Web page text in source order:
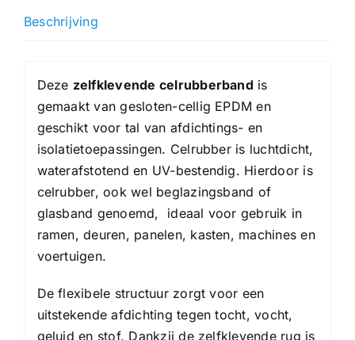
Beschrijving
Deze zelfklevende celrubberband is
gemaakt van gesloten-cellig EPDM en
geschikt voor tal van afdichtings- en
isolatietoepassingen. Celrubber is luchtdicht,
waterafstotend en UV-bestendig. Hierdoor is
celrubber, ook wel beglazingsband of
glasband genoemd, ideaal voor gebruik in
ramen, deuren, panelen, kasten, machines en
voertuigen.
De flexibele structuur zorgt voor een
uitstekende afdichting tegen tocht, vocht,
geluid en stof. Dankzij de zelfklevende rug is